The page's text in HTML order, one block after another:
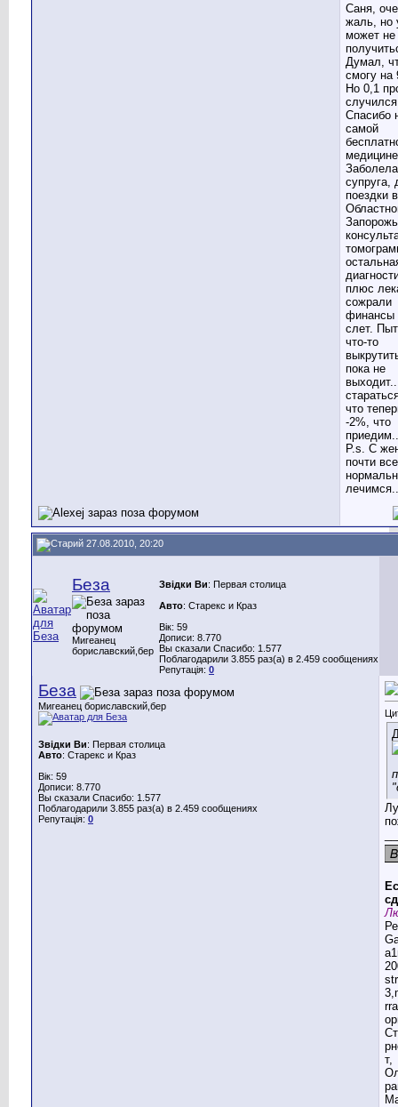
Саня,
жаль, но
может не
Думал,
смогу на
Но 0,1
Спасибо
самой
Заболела
супруга,
поездки в
плюс
сожрали
финансы
слет.
что-то
пока не
что
-2%, что
P.s. С
почти все
27.08.2010, 20:20
Беза
Мигеанец
бориславский,бер
Звідки Ви: Первая столица
Авто: Старекс и Краз
Вік: 59
Дописи: 8.770
Вы сказали Спасибо: 1.577
Поблагодарили 3.855 раз(а) в 2.459 сообщениях
Репутація: 0
Беза
Мигеанец бориславский,бер
Звідки Ви: Первая столица
Авто: Старекс и Краз
Вік: 59
Дописи: 8.770
Вы сказали Спасибо: 1.577
Поблагодарили 3.855 раз(а) в 2.459 сообщениях
Репутація: 0
т,